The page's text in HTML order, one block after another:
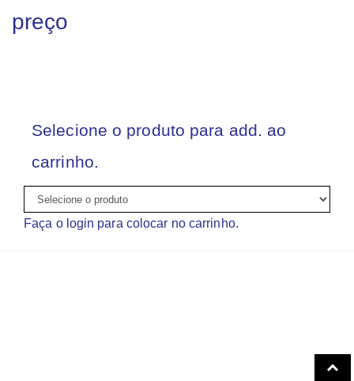
preço
Selecione o produto para add. ao
carrinho.
Faça o login para colocar no carrinho.